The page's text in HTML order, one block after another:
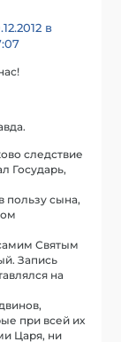
в
следствие
Государь,
пользу сына,
Святым
Запись
на
при всей их
Царя, ни